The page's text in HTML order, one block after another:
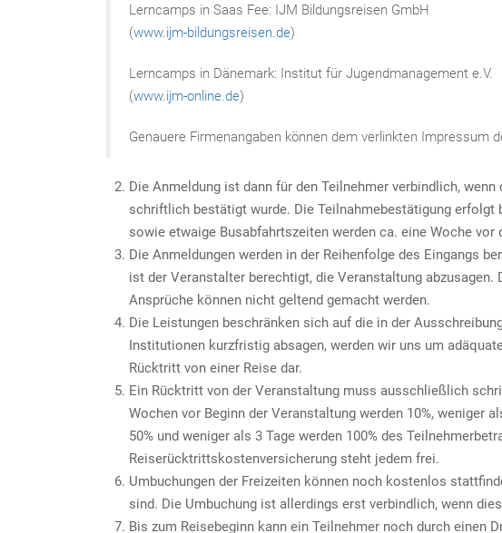
Lerncamps in Saas Fee: IJM Bildungsreisen GmbH
(www.ijm-bildungsreisen.de)
Lerncamps in Dänemark: Institut für Jugendmanagement e.V.
(www.ijm-online.de)
Genauere Firmenangaben können dem verlinkten Impressum
Die Anmeldung ist dann für den Teilnehmer verbindlich,
schriftlich bestätigt wurde. Die Teilnahmebestätigung
sowie etwaige Busabfahrtszeiten werden ca. eine Woche
Die Anmeldungen werden in der Reihenfolge des Eingangs
ist der Veranstalter berechtigt, die Veranstaltung
Ansprüche können nicht geltend gemacht werden.
Die Leistungen beschränken sich auf die in der
Institutionen kurzfristig absagen, werden wir uns um
Rücktritt von einer Reise dar.
Ein Rücktritt von der Veranstaltung muss ausschließlich
Wochen vor Beginn der Veranstaltung werden 10%, weniger
50% und weniger als 3 Tage werden 100% des
Reiserücktrittskostenversicherung steht jedem frei.
Umbuchungen der Freizeiten können noch kostenlos
sind. Die Umbuchung ist allerdings erst verbindlich, wenn
Bis zum Reisebeginn kann ein Teilnehmer noch durch einen